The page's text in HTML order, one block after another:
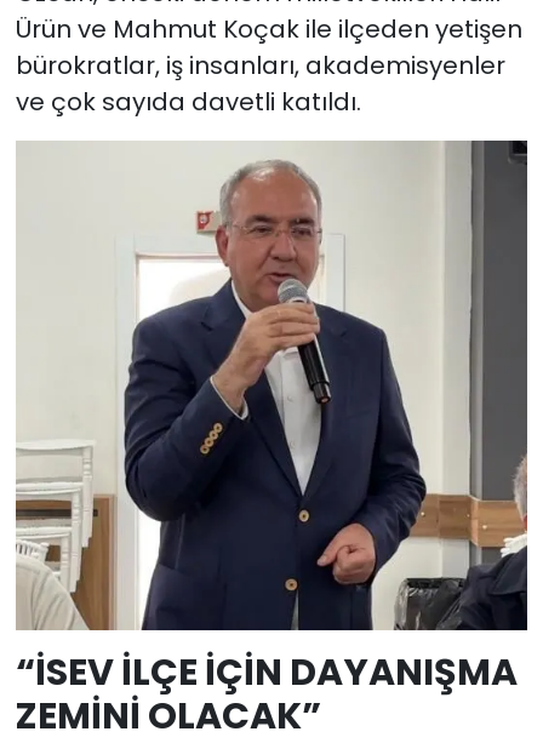
Ürün ve Mahmut Koçak ile ilçeden yetişen
bürokratlar, iş insanları, akademisyenler
ve çok sayıda davetli katıldı.
“İSEV İLÇE İÇİN DAYANIŞMA
ZEMİNİ OLACAK”